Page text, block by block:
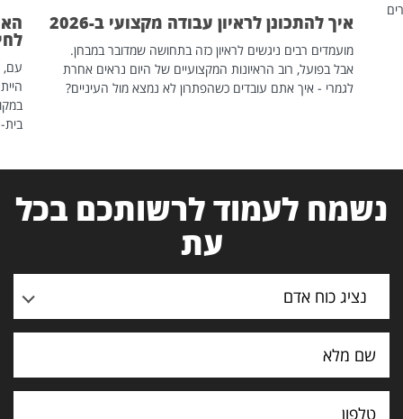
איך להתכונן לראיון עבודה מקצועי ב-2026
מועמדים רבים ניגשים לראיון כזה בתחושה שמדובר במבחן.
אבל בפועל, רוב הראיונות המקצועיים של היום נראים אחרת
לגמרי - איך אתם עובדים כשהפתרון לא נמצא מול העיניים?
עם,
נשמח לעמוד לרשותכם בכל
עת
נציג כוח אדם